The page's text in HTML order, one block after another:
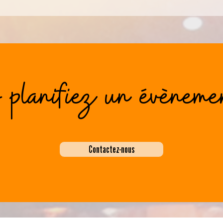
planifiez un
Contactez-nous